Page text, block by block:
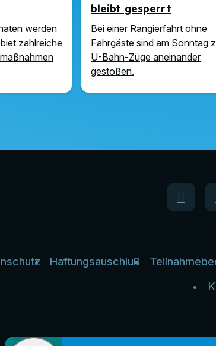
werden
zahlreiche
bleibt gesperrt
Bei einer Rangierfahrt ohne
Fahrgäste sind am Sonntag
U-Bahn-Züge aneinander
gestoßen.
Haftungsauschluß